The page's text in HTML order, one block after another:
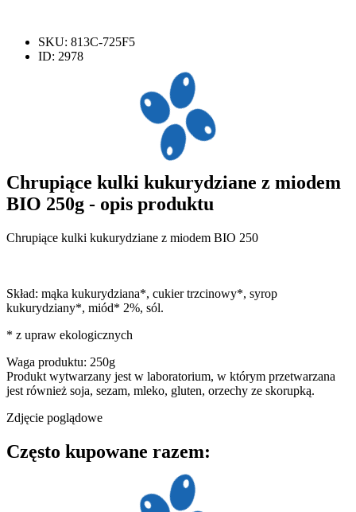
SKU: 813C-725F5
ID: 2978
Chrupiące kulki kukurydziane z miodem
BIO 250g - opis produktu
Chrupiące kulki kukurydziane z miodem BIO 250
Skład: mąka kukurydziana*, cukier trzcinowy*, syrop
kukurydziany*, miód* 2%, sól.
* z upraw ekologicznych
Waga produktu: 250g
Produkt wytwarzany jest w laboratorium, w którym przetwarzana
jest również soja, sezam, mleko, gluten, orzechy ze skorupką.
Zdjęcie poglądowe
Często kupowane razem: